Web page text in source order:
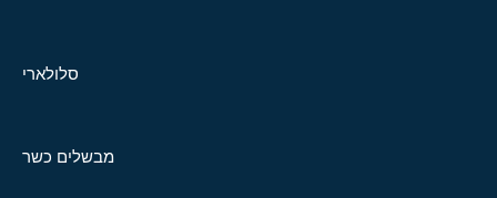
סלולארי
מבשלים כשר